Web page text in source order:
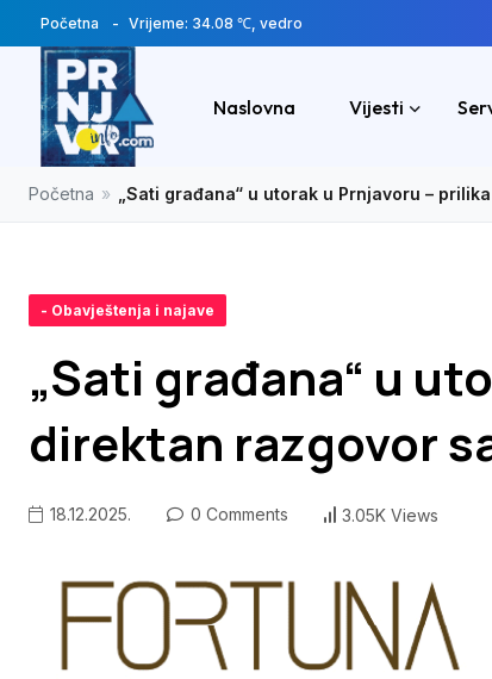
Početna Vrijeme: 34.08 ℃, vedro
Naslovna Vijesti
Početna » „Sati građana“ u utorak u Prnjavoru –
- Obavještenja i najave
„Sati građana“ u
direktan razgovor
18.12.2025. 0 Comments 3.05K Views